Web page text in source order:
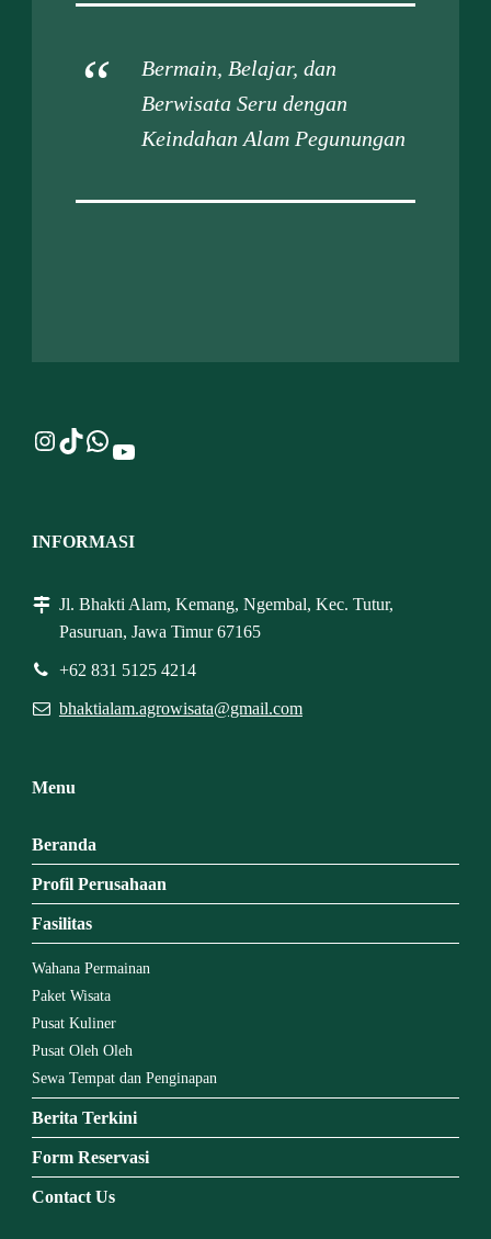
Bermain, Belajar, dan
Berwisata Seru dengan
Keindahan Alam Pegunungan
Instagram
TikTok
WhatsApp
YouTube
INFORMASI
Jl. Bhakti Alam, Kemang, Ngembal, Kec. Tutur,
Pasuruan, Jawa Timur 67165
+62 831 5125 4214
bhaktialam.agrowisata@gmail.com
Menu
Beranda
Profil Perusahaan
Fasilitas
Wahana Permainan
Paket Wisata
Pusat Kuliner
Pusat Oleh Oleh
Sewa Tempat dan Penginapan
Berita Terkini
Form Reservasi
Contact Us